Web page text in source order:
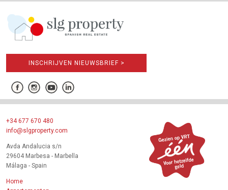
INSCHRIJVEN NIEUWSBRIEF >
+34 677 670 480
info@slgproperty.com
Avda Andalucia s/n
29604 Marbesa - Marbella
Málaga - Spain
Home